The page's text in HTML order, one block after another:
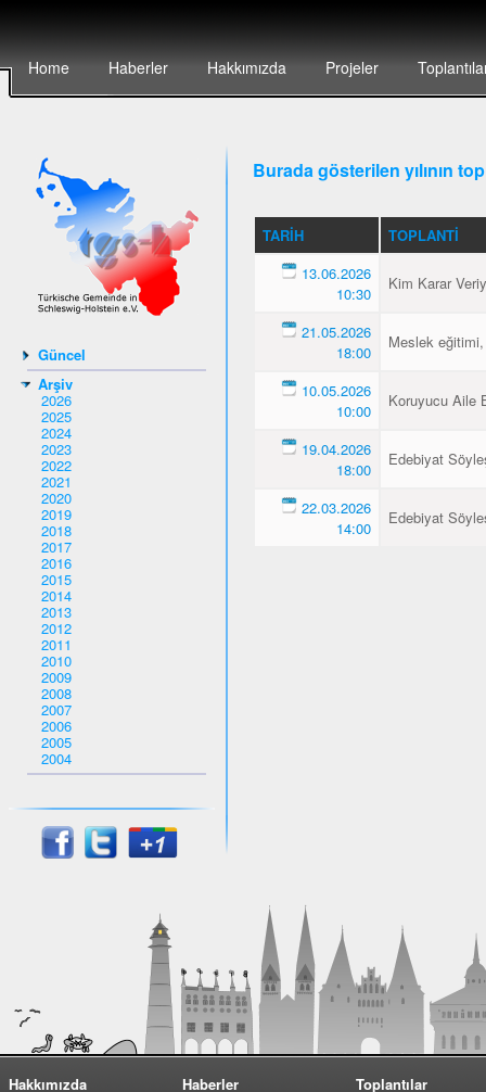
Home Haberler Hakkımızda Projeler
Güncel
Arşiv
2026
2025
2024
2023
2022
2021
2020
2019
2018
2017
2016
2015
2014
2013
2012
2011
2010
2009
2008
2007
2006
2005
2004
Burada gösterilen yılının
TARIH
TOPLANTI
13.06.2026
10:30
Kim Karar
21.05.2026
18:00
Meslek
10.05.2026
10:00
Koruyucu Aile
19.04.2026
18:00
Edebiyat
22.03.2026
14:00
Edebiyat
Hakkımızda
Haberler
Toplantılar